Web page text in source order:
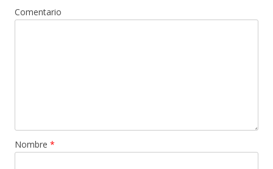
Comentario
Nombre *